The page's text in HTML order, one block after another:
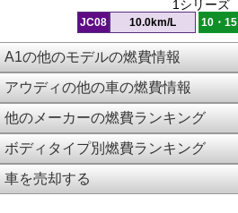
1シリーズ
JC08 10.0km/L 10・15
A1の他のモデルの燃費情報
アウディの他の車の燃費情報
他のメーカーの燃費ランキング
ボディタイプ別燃費ランキング
車を売却する